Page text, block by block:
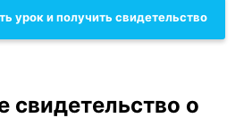
урок и получить свидетельство
свидетельство о